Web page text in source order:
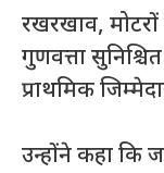
रखरखाव,
गुणवत्ता
प्राथमिक
उन्होंने कहा कि